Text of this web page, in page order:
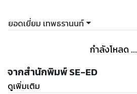
ยอดเยี่ยม เทพธรานนท์
กำลังโหลด ...
จากสำนักพิมพ์ SE-ED
ดูเพิ่มเติม